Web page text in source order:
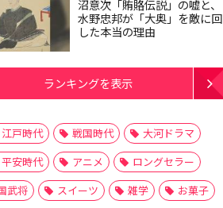
沼意次「賄賂伝説」の嘘と、
水野忠邦が「大奥」を敵に回
した本当の理由
ランキングを表示
江戸時代 戦国時代
大河ドラマ
平安時代
アニメ
ロングセラー
武将
スイーツ 雑学
お菓子